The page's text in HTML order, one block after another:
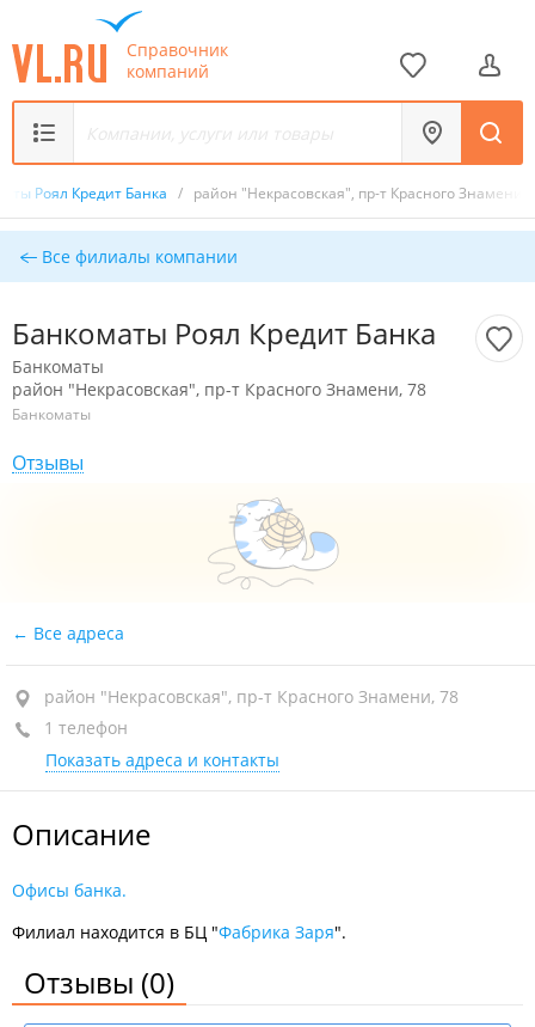
Справочник
компаний
Роял Кредит Банка / район "Некрасовская", пр-т Красного Знамени,
Все филиалы компании
Банкоматы Роял Кредит Банка
Банкоматы
район "Некрасовская", пр-т Красного Знамени, 78
Банкоматы
Отзывы
Все адреса
район "Некрасовская", пр-т Красного Знамени, 78
1 телефон
Показать адреса и контакты
Описание
Офисы банка.
Филиал находится в БЦ "Фабрика Заря".
Отзывы (0)